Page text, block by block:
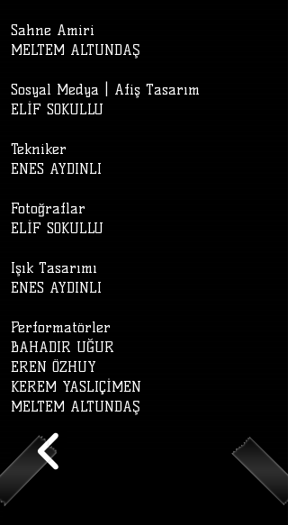
Sahne Amiri
MELTEM ALTUNDAŞ
Sosyal Medya | Afiş Tasarım
ELİF SOKULLU
Tekniker
ENES AYDINLI
Fotoğraflar
ELİF SOKULLU
Işık Tasarımı
ENES AYDINLI
Performatörler
BAHADIR UĞUR
EREN ÖZHUY
KEREM YASLIÇİMEN
MELTEM ALTUNDAŞ